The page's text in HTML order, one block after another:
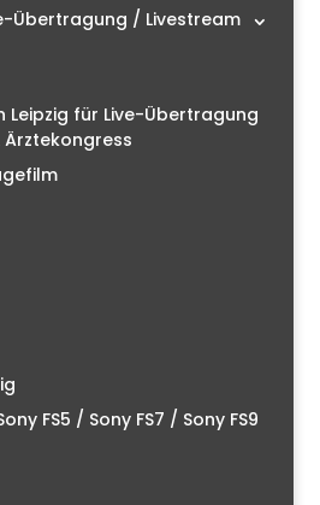
Übertragung / Livestream
Leipzig für Live-Übertragung
FS5 / Sony FS7 / Sony FS9